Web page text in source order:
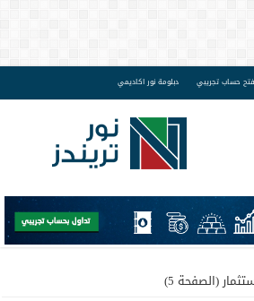
فتح حساب تجريبي دبلومة نور اكاديمي
(الصفحة 5)